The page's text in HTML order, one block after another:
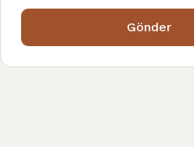
Gönder